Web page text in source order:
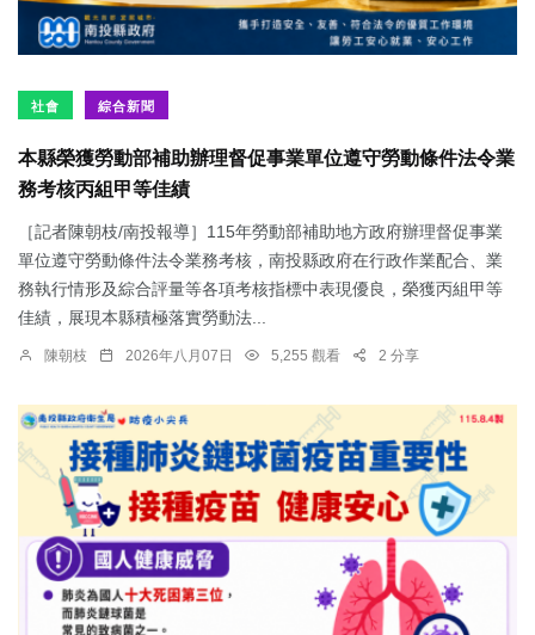
社會 綜合新聞
本縣榮獲勞動部補助辦理督促事業單位遵守勞動條件法令業
務考核丙組甲等佳績
［記者陳朝枝/南投報導］115年勞動部補助地方政府辦理督促事業
單位遵守勞動條件法令業務考核，南投縣政府在行政作業配合、業
務執行情形及綜合評量等各項考核指標中表現優良，榮獲丙組甲等
佳績，展現本縣積極落實勞動法...
陳朝枝 2026年八月07日 5,255 觀看 2 分享